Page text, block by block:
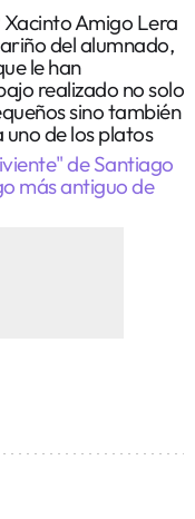
Xacinto Amigo Lera
del alumnado,
le han
realizado no solo
sino también
de los platos
de Santiago
más antiguo de